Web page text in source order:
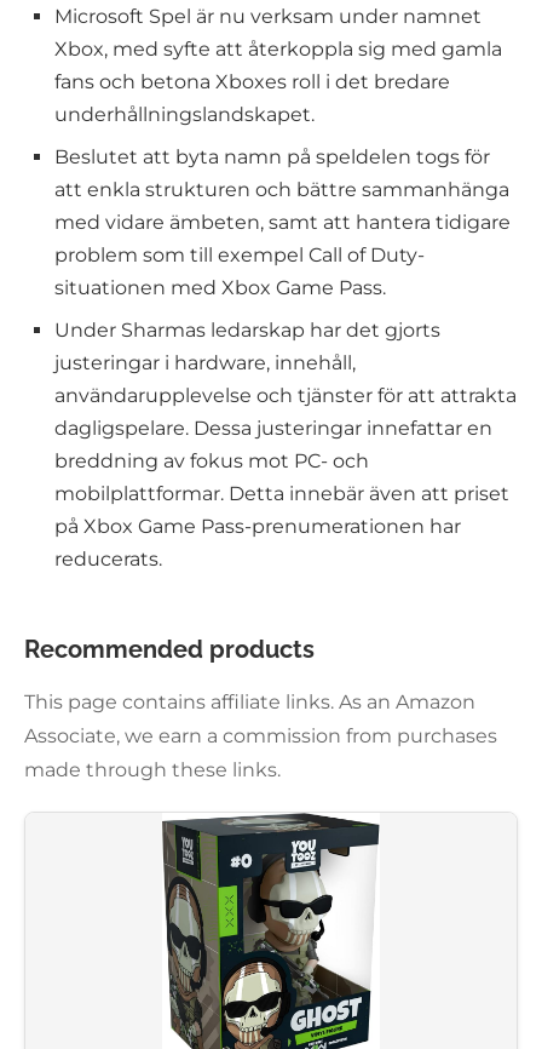
Microsoft Spel är nu verksam under namnet
Xbox, med syfte att återkoppla sig med gamla
fans och betona Xboxes roll i det bredare
underhållningslandskapet.
Beslutet att byta namn på speldelen togs för
att enkla strukturen och bättre sammanhänga
med vidare ämbeten, samt att hantera tidigare
problem som till exempel Call of Duty-
situationen med Xbox Game Pass.
Under Sharmas ledarskap har det gjorts
justeringar i hardware, innehåll,
användarupplevelse och tjänster för att attrakta
dagligspelare. Dessa justeringar innefattar en
breddning av fokus mot PC- och
mobilplattformar. Detta innebär även att priset
på Xbox Game Pass-prenumerationen har
reducerats.
Recommended products
This page contains affiliate links. As an Amazon
Associate, we earn a commission from purchases
made through these links.